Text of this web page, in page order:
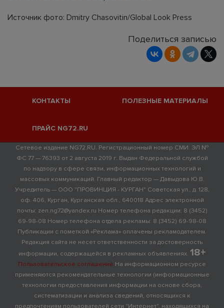
Источник фото: Dmitry Chasovitin/Global Look Press
Поделиться записью
КОНТАКТЫ ПОЛЕЗНЫЕ МАТЕРИАЛЫ
ПРАЙС NG72.RU
Сетевое издание NG72.RU. Регистрационный номер СМИ: ЭЛ №
ФС 77 — 76393 от 2 августа 2019 г. Выдан Федеральной службой
по надзору в сфере связи, информационных технологий и
массовых коммуникаций. Главный редактор — Давыдова Ю.В.
Учредитель — ООО "ПРОВИНЦИЯ - КУРГАН" Советская ул., д. 128,
оф. 406, Курган, Курганская обл., 640018 Адрес электронной
почты: zen.ng72@yandex.ru Номер телефона редакции: 8 (3452)
69-98-08 Номер телефона отдела рекламы: 8 (3452) 69-98-08
Публикации с пометкой «Реклама» оплачены рекламодателем.
Редакция сайта не несет ответственности за достоверность
информации, содержащейся в рекламных объявлениях. 18+
Пользовательское соглашение На информационном ресурсе
применяются рекомендательные технологии (информационные
технологии предоставления информации на основе сбора,
систематизации и анализа сведений, относящихся к
предпочтениям пользователей сети "Интернет", находящихся на